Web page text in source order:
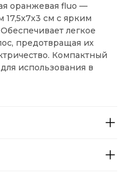
оранжевая fluo —
17,5x7x3 см с ярким
легкое
предотвращая их
Компактный
использования в